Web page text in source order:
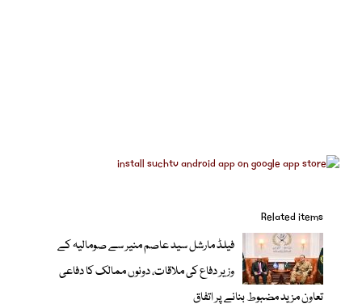
Related items
فیلڈ مارشل سید عاصم منیر سے صومالیہ کے
وزیر دفاع کی ملاقات، دونوں ممالک کا دفاعی
تعاون مزید مضبوط بنانے پر اتفاق